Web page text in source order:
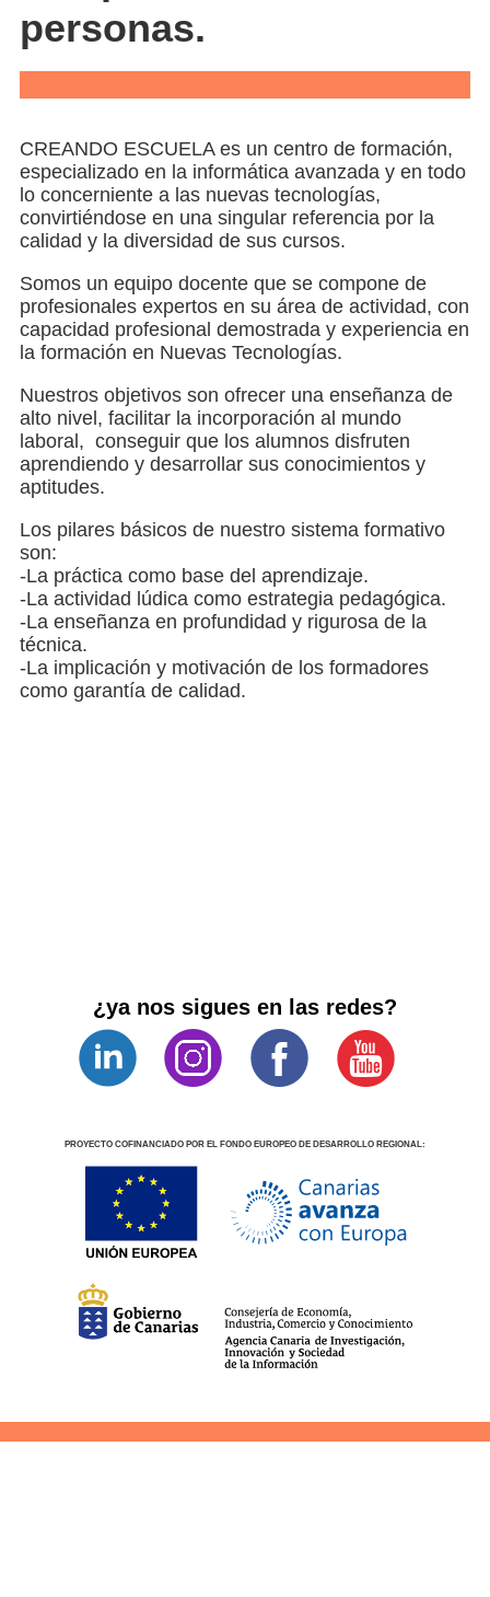
personas.
CREANDO ESCUELA es un centro de formación,
especializado en la informática avanzada y en todo
lo concerniente a las nuevas tecnologías,
convirtiéndose en una singular referencia por la
calidad y la diversidad de sus cursos.
Somos un equipo docente que se compone de
profesionales expertos en su área de actividad, con
capacidad profesional demostrada y experiencia en
la formación en Nuevas Tecnologías.
Nuestros objetivos son ofrecer una enseñanza de
alto nivel, facilitar la incorporación al mundo
laboral, conseguir que los alumnos disfruten
aprendiendo y desarrollar sus conocimientos y
aptitudes.
Los pilares básicos de nuestro sistema formativo
son:
-La práctica como base del aprendizaje.
-La actividad lúdica como estrategia pedagógica.
-La enseñanza en profundidad y rigurosa de la
técnica.
-La implicación y motivación de los formadores
como garantía de calidad.
¿ya nos sigues en las redes?
PROYECTO COFINANCIADO POR EL FONDO EUROPEO DE DESARROLLO REGIONAL: